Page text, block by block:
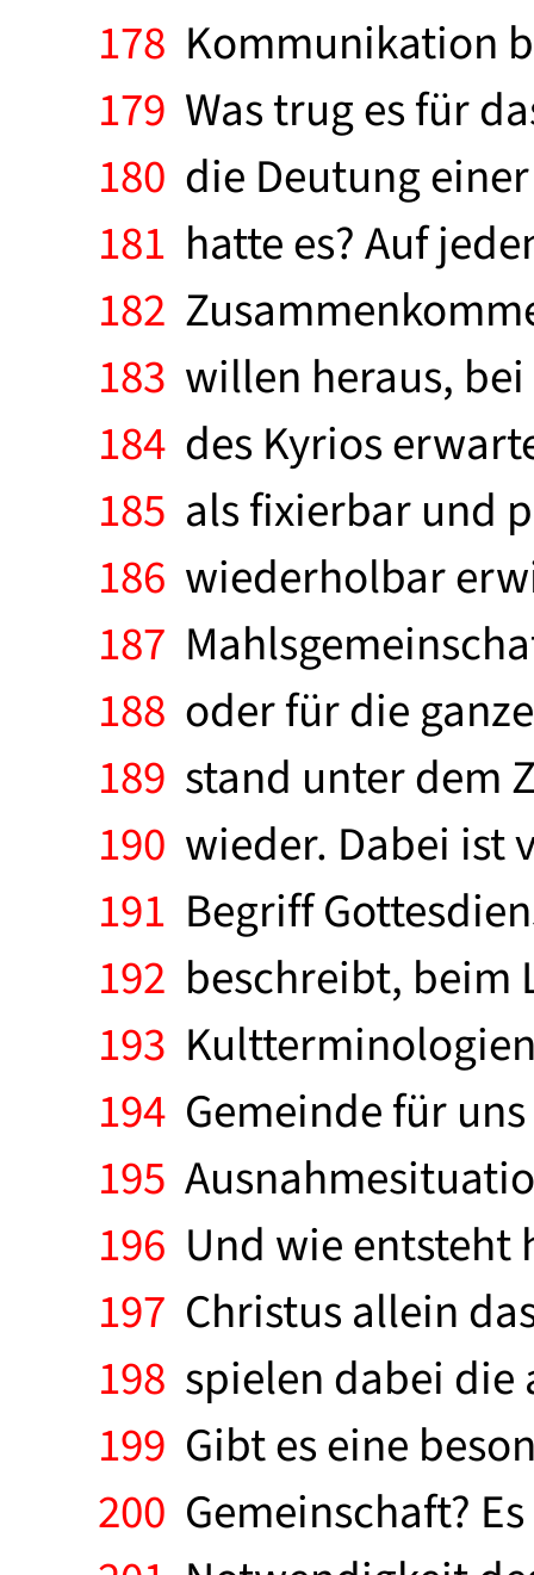
178 Kommunikation
179 Was trug es für
180 die Deutung
181 hatte es? Auf
182
183 willen heraus,
184 des Kyrios
185 als fixierbar und
186 wiederholbar
187
188 oder für die
189 stand unter dem
190 wieder. Dabei ist
191 Begriff
192 beschreibt, beim
193
194 Gemeinde für
195
196 Und wie entsteht
197 Christus allein
198 spielen dabei die
199 Gibt es eine
200 Gemeinschaft?